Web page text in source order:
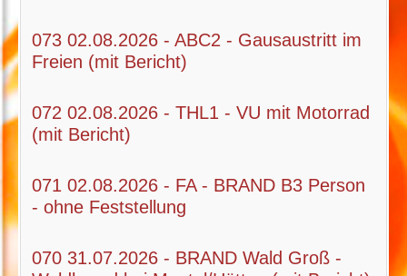
073 02.08.2026 - ABC2 - Gausaustritt im
Freien (mit Bericht)
072 02.08.2026 - THL1 - VU mit Motorrad
(mit Bericht)
071 02.08.2026 - FA - BRAND B3 Person
- ohne Feststellung
070 31.07.2026 - BRAND Wald Groß -